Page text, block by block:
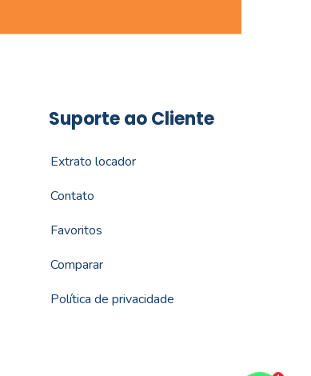
Suporte ao Cliente
Extrato locador
Contato
Favoritos
Comparar
Política de privacidade